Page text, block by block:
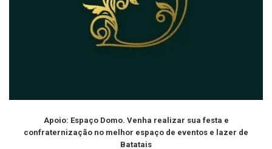
Apoio: Espaço Domo. Venha realizar sua festa e
confraternização no melhor espaço de eventos e lazer de